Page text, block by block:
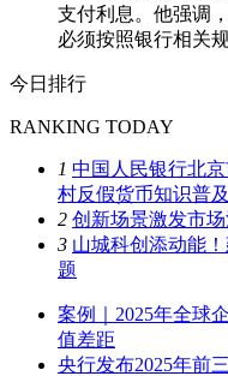
支付利息。他强调
必须按照银行相关
今日排行
RANKING TODAY
1 中国人民银行北
村反假货币知识普
2 创新场景激发市
3 山城科创添动能
题
案例｜2025年全球
值差距
央行发布2025年前